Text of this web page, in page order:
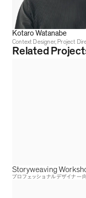
Kotaro Watanabe
Context Designer, Project
Related
Storyweaving
プロフェッショナルデザイナー